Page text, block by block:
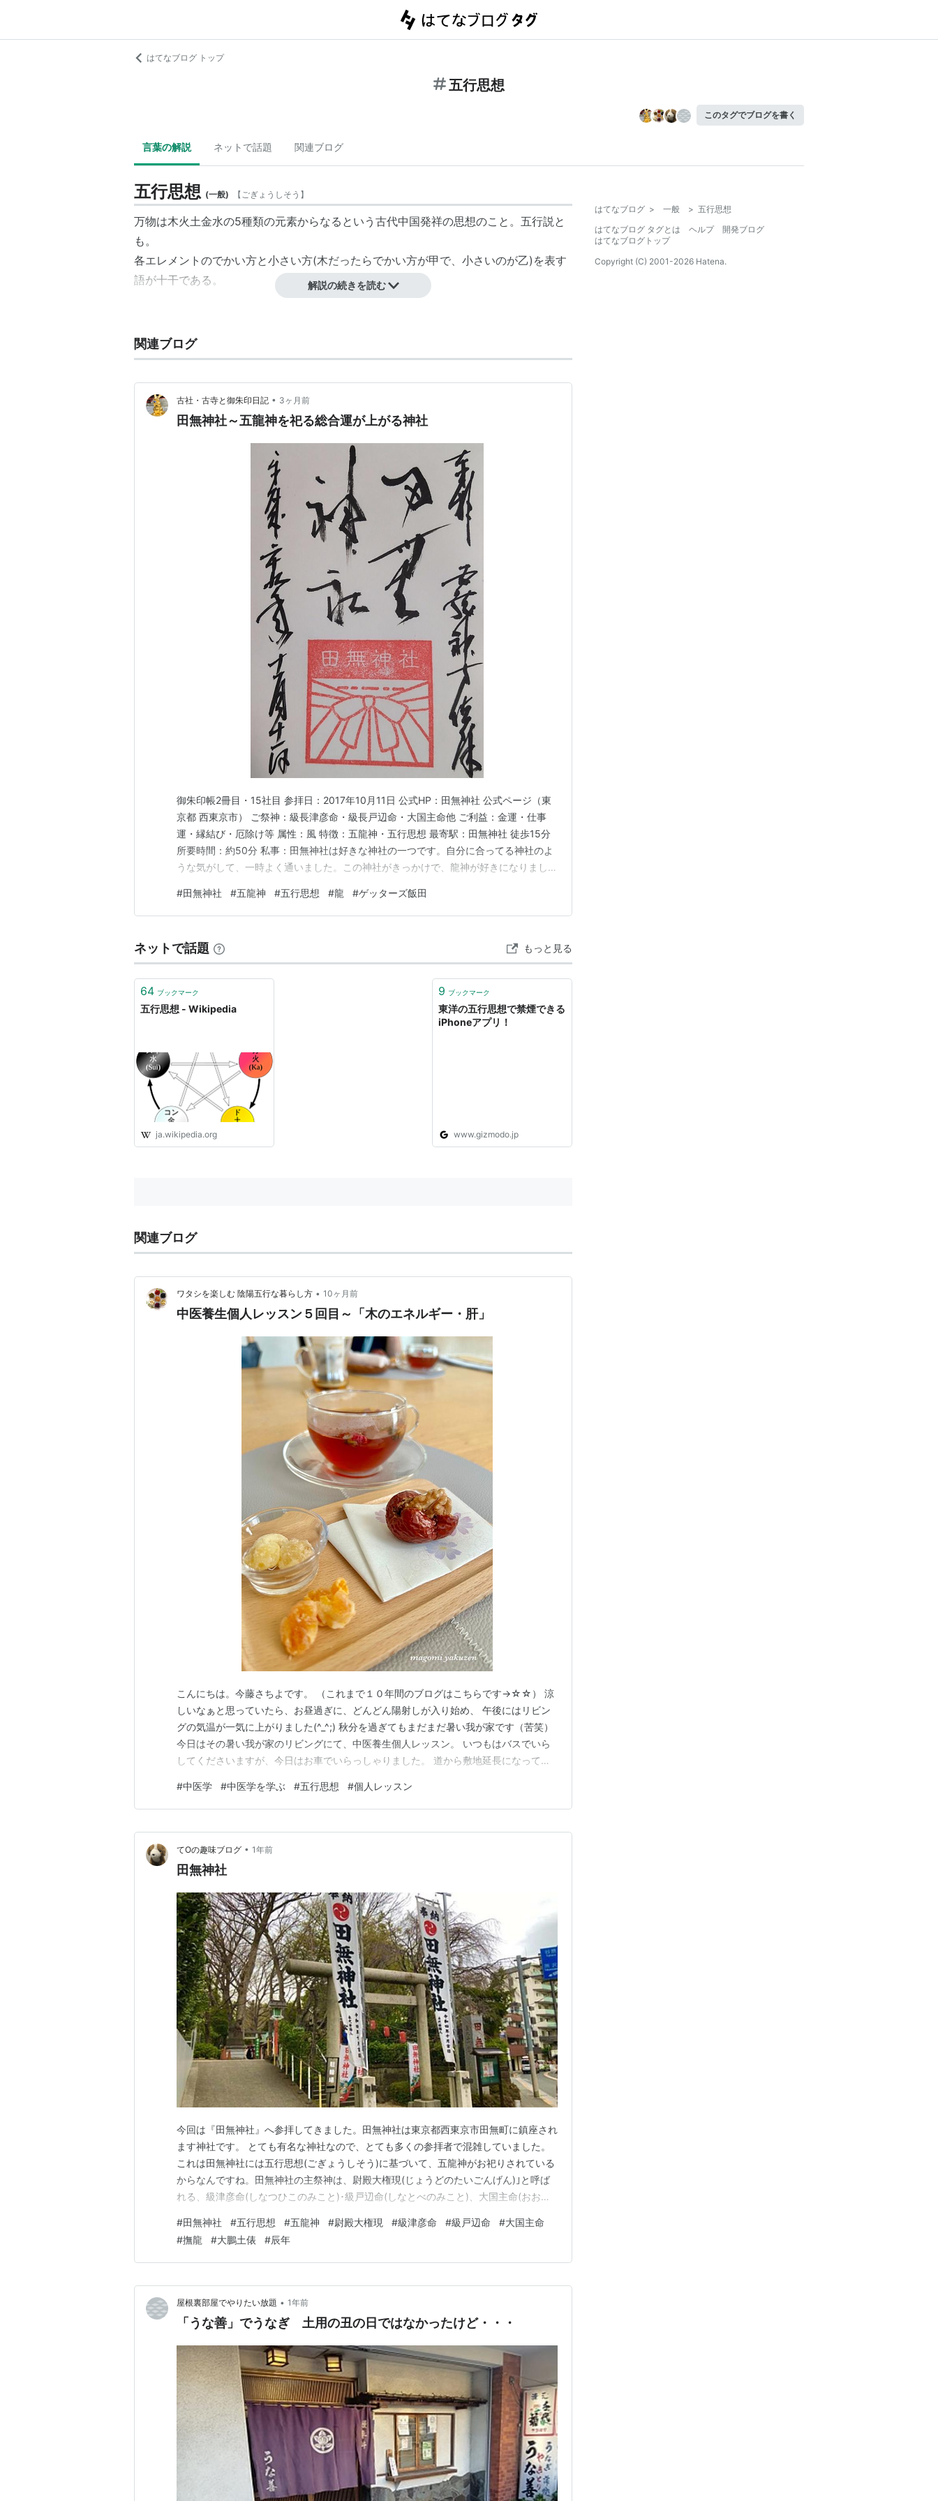
はてなブログ トップ
五行思想
このタグでブログを書く
言葉の解説 ネットで話題 関連ブログ
五行思想 (一般) 【ごぎょうしそう 】
万物は木火土金水の5種類の元素からなるという古代中国発祥の思想のこと。 五行説と
も。
各エレメントのでかい方と小さい方(木だったらでかい方が甲で、小さいのが乙)を表す
語が十干である。 解説の続きを読む
関連ブログ
古社・古寺と御朱印日記 • 3ヶ月前
田無神社～五龍神を祀る総合運が上がる神社
御朱印帳2冊目・15社目 参拝日：2017年10月11日 公式HP：田無神社 公式ページ（東
京都 西東京市） ご祭神：級長津彦命・級長戸辺命・大国主命他 ご利益：金運・仕事
運・縁結び・厄除け等 属性：風 特徴：五龍神・五行思想 最寄駅：田無神社 徒歩15分
所要時間：約50分 私事：田無神社は好きな神社の一つです。自分に合ってる神社のよ
うな気がして、一時よく通いました。この神社がきっかけで、龍神が好きになりまし
ちで断念したこともありました。インスタの写真は、11月23日から節分祭までもらえ
る一番札と五龍神みくじです。…
#田無神社 #五龍神 #五行思想 #龍 #ゲッターズ飯田
ネットで話題 もっと見る
64 ブックマーク
五行思想 - Wikipedia
ja.wikipedia.org
9 ブックマーク
東洋の五行思想で禁煙できる
iPhoneアプリ！
www.gizmodo.jp
関連ブログ
ワタシを楽しむ 陰陽五行な暮らし方 • 10ヶ月前
中医養生個人レッスン５回目～「木のエネルギー・肝」
こんにちは。今藤さちよです。 （これまで１０年間のブログはこちらです→☆☆） 涼
しいなぁと思っていたら、お昼過ぎに、どんどん陽射しが入り始め、 午後にはリビン
グの気温が一気に上がりました(^_^;) 秋分を過ぎてもまだまだ暑い我が家です（苦笑）
今日はその暑い我が家のリビングにて、中医養生個人レッスン。 いつもはバスでいら
してくださいますが、今日はお車でいらっしゃりました。 道から敷地延長になってい
肝のお話し…モリモリだくさんですp(*＾-＾*)q 五臓は、どうしても「五臓」にばかり
意識が向きがちですが、あくまでも…
#中医学 #中医学を学ぶ #五行思想 #個人レッスン
てOの趣味ブログ • 1年前
田無神社
今回は『田無神社』へ参拝してきました。田無神社は東京都西東京市田無町に鎮座され
ます神社です。 とても有名な神社なので、とても多くの参拝者で混雑していました。
これは田無神社には五行思想(ごぎょうしそう)に基づいて、五龍神がお祀りされている
からなんですね。田無神社の主祭神は、尉殿大権現(じょうどのたいごんげん)｣と呼ば
れる、級津彦命(しなつひこのみこと)･級戸辺命(しなとべのみこと)、大国主命(おおく
は、『古事記』では伊弉諾尊(いざなぎのみこと)と伊邪那美命(いざなみのみこと)の間
に生まれた神であり、風の神とされて…
#田無神社 #五行思想 #五龍神 #尉殿大権現 #級津彦命 #級戸辺命 #大国主命
#撫龍 #大鵬土俵 #辰年
屋根裏部屋でやりたい放題 • 1年前
「うな善」でうなぎ 土用の丑の日ではなかったけど・・・
はてなブログ > 一般 > 五行思想
はてなブログ タグとは
ヘルプ
開発ブログ
はてなブログトップ
Copyright (C) 2001-2026 Hatena.